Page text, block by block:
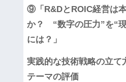
⑨「R&DとROIC経営は
か？ “数字の圧力”を“
には？」
実践的な技術戦略の立
テーマの評価